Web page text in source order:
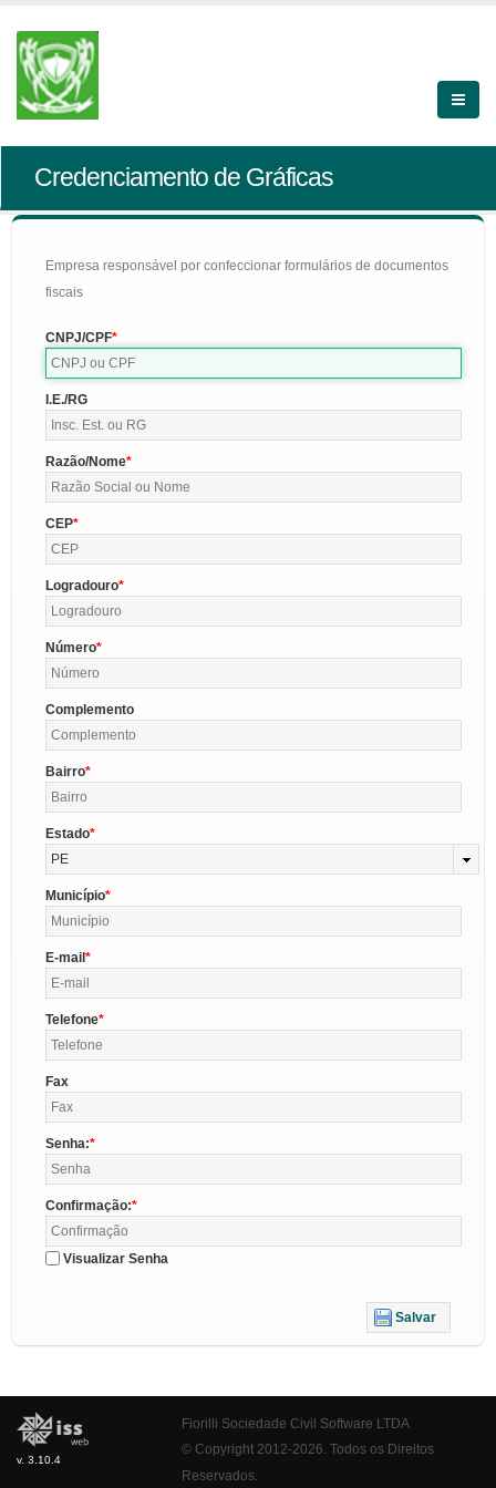
Credenciamento de Gráficas
Empresa responsável por confeccionar formulários de documentos
fiscais
CNPJ/CPF
I.E./RG
Razão/Nome
CEP
Logradouro
Número
Complemento
Bairro
Estado
PE
Município
E-mail
Telefone
Fax
Senha:
Confirmação:
Visualizar Senha
Salvar
v. 3.10.4
Fiorilli Sociedade Civil Software LTDA
© Copyright 2012-2026. Todos os Direitos
Reservados.